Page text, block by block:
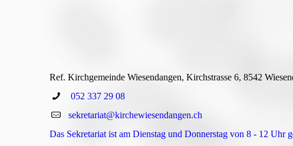
Ref. Kirchgemeinde Wiesendangen, Kirchstrasse 6, 8542
052 337 29 08
sekretariat@kirchewiesendangen.ch
Das Sekretariat ist am Dienstag und Donnerstag von 8 - 12 Uhr